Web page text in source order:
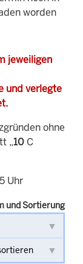
worden
jeweiligen
und verlegte
ohne
„10 C
Uhr
und Sortierung